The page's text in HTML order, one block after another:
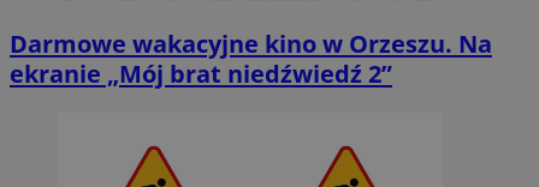
Darmowe wakacyjne kino w Orzeszu. Na
ekranie „Mój brat niedźwiedź 2”